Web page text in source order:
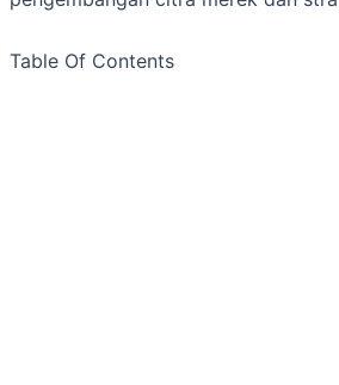
Table Of Contents